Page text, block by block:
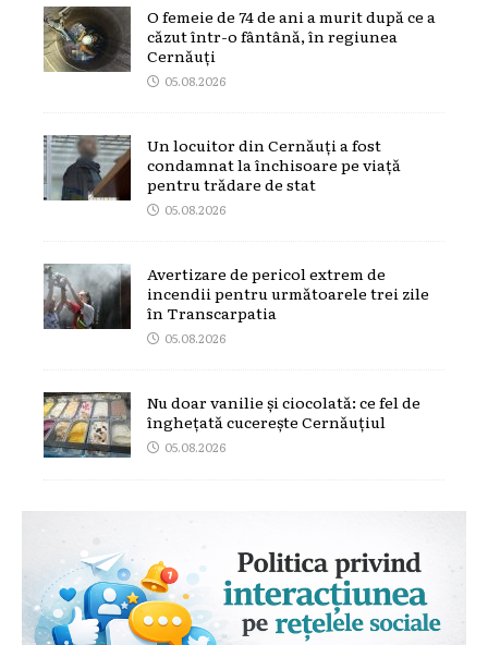
O femeie de 74 de ani a murit după ce a
căzut într-o fântână, în regiunea
Cernăuți
05.08.2026
Un locuitor din Cernăuți a fost
condamnat la închisoare pe viață
pentru trădare de stat
05.08.2026
Avertizare de pericol extrem de
incendii pentru următoarele trei zile
în Transcarpatia
05.08.2026
Nu doar vanilie și ciocolată: ce fel de
înghețată cucerește Cernăuțiul
05.08.2026